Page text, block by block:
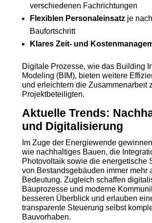
verschiedenen Fachrichtungen
Flexiblen Personaleinsatzje nach
Baufortschritt
Klares Zeit- und
Digitale Prozesse, wie das Building
Modeling (BIM), bieten weitere
und erleichtern die Zusammenarbeit
Projektbeteiligten.
Aktuelle Trends:
und Digitalisierung
Im Zuge der Energiewende
wie nachhaltiges Bauen, die
Photovoltaik sowie die energetische
von Bestandsgebäuden immer mehr
Bedeutung. Zugleich schaffen
Bauprozesse und moderne
besseren Überblick und erlauben
transparente Steuerung selbst
Bauvorhaben.